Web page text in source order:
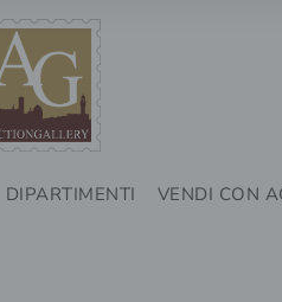
DIPARTIMENTI VENDI CON